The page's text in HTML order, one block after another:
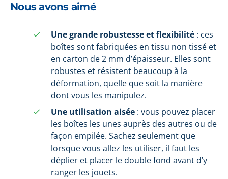
Nous avons aimé
Une grande robustesse et flexibilité : ces
boîtes sont fabriquées en tissu non tissé et
en carton de 2 mm d’épaisseur. Elles sont
robustes et résistent beaucoup à la
déformation, quelle que soit la manière
dont vous les manipulez.
Une utilisation aisée : vous pouvez placer
les boîtes les unes auprès des autres ou de
façon empilée. Sachez seulement que
lorsque vous allez les utiliser, il faut les
déplier et placer le double fond avant d’y
ranger les jouets.